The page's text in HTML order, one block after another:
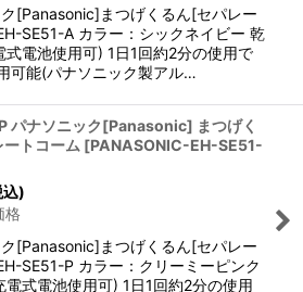
[Panasonic]まつげくるん[セパレー
SE51-A カラー：シックネイビー 乾
式電池使用可) 1日1回約2分の使用で
可能(パナソニック製アル…
パナソニック[Panasonic] まつげく
ートコーム [PANASONIC-EH-SE51-
込)
格
[Panasonic]まつげくるん[セパレー
SE51-P カラー：クリーミーピンク
電式電池使用可) 1日1回約2分の使用